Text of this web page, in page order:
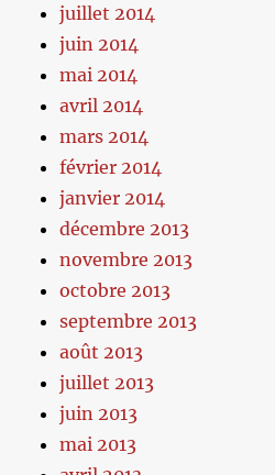
juillet 2014
juin 2014
mai 2014
avril 2014
mars 2014
février 2014
janvier 2014
décembre 2013
novembre 2013
octobre 2013
septembre 2013
août 2013
juillet 2013
juin 2013
mai 2013